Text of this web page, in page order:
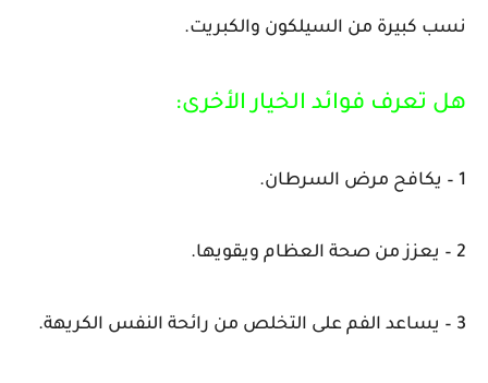
نسب كبيرة من السيلكون والكبريت.
هل تعرف فوائد الخيار الأخرى:
1 – يكافح مرض السرطان.
2 – يعزز من صحة العظام ويقويها.
3 – يساعد الفم على التخلص من رائحة النفس الكريهة.